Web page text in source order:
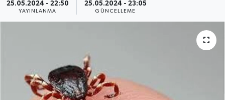
25.05.2024 - 22:50
YAYINLANMA
25.05.2024 - 23:05
GÜNCELLEME